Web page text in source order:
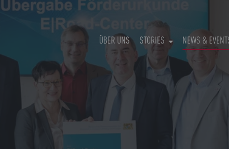
ÜBER UNS STORIES NEWS &